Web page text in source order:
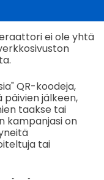
ei ole yhtä
QR-koodeja,
jälkeen,
taakse tai
kampanjasi on
tai